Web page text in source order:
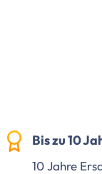
Bis zu 10
10 Jahre